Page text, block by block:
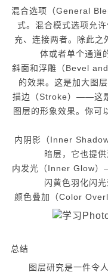
混合选项（General
式。混合模式选项允
充、连接两者。除此之
体或者单个通道
斜面和浮雕（Bevel
的效果。这是加大图
描边（Stroke）——这
图层的形象效果。你可
内阴影（Inner
暗层，它也提
内发光（Inner Glow
闪黄色羽化闪
颜色叠加（Color
总结
图层研究是一件令人